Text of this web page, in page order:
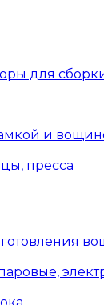
для
и
пресса